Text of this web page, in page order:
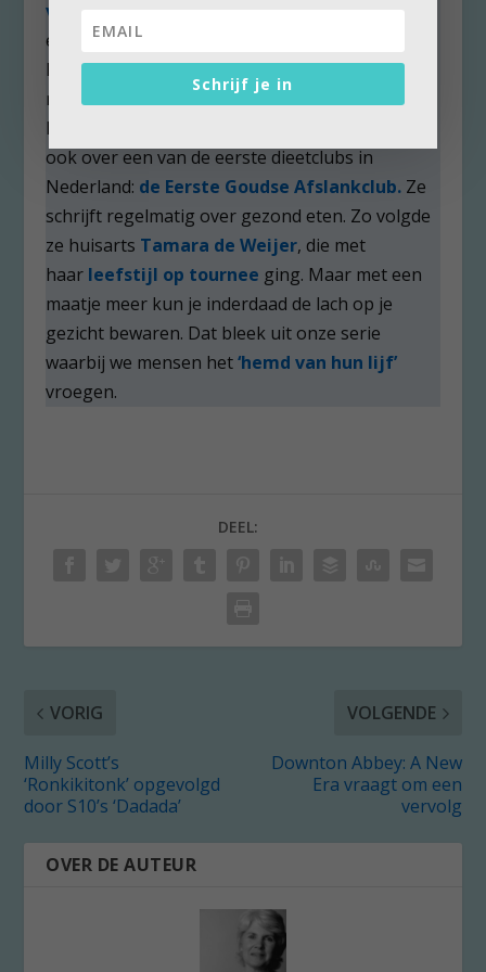
van den Wollenberg
er zijn. EnJacqueline Coenen
Marlies, dat ze ging jojoën nadat ze haar rokje
maat 36 te strak vond.
Stella Rademakers
kreeg er in coronatijd 8 kilo bij. Marlies schreef
ook over een van de eerste dieetclubs in
Nederland: de Eerste Goudse Afslankclub. Ze
schrijft regelmatig over gezond eten. Zo volgde
ze huisarts Tamara de Weijer, die met
haar leefstijl op tournee ging. Maar met een
maatje meer kun je inderdaad de lach op je
gezicht bewaren. Dat bleek uit onze serie
waarbij we mensen het‘hemd van hun lijf’
vroegen.
DEEL:
VORIG
Milly Scott’s
‘Ronkikitonk’ opgevolgd
door S10’s ‘Dadada’
VOLGENDE
Downton Abbey: A New
Era vraagt om een
vervolg
OVER DE AUTEUR
Schrijf je in